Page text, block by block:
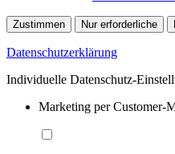
Zustimmen Nur erforderliche
Datenschutzerklärung
Individuelle Datenschutz-
Marketing per Customer-